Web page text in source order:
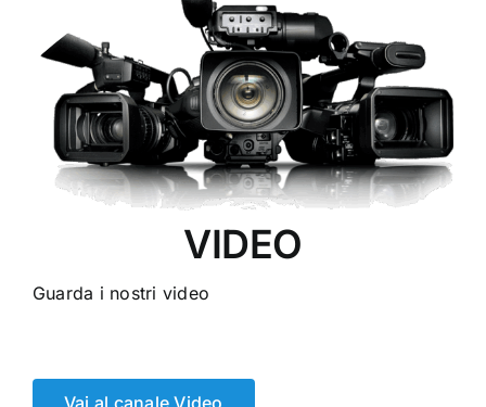
VIDEO
Guarda i nostri video
Vai al canale Video